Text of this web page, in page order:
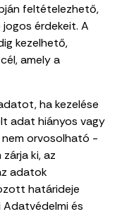
feltételezhető,
érdekeit. A
kezelhető,
amely a
ha kezelése
adat hiányos vagy
orvosolható -
ki, az
adatok
határideje
és